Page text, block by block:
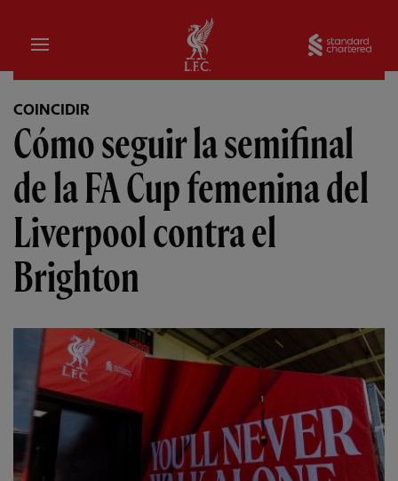
Hogar
COINCIDIR
Cómo seguir la semifinal
de la FA Cup femenina del
Liverpool contra el
Brighton